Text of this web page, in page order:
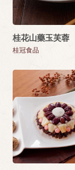
桂花山藥玉芙蓉
桂冠食品